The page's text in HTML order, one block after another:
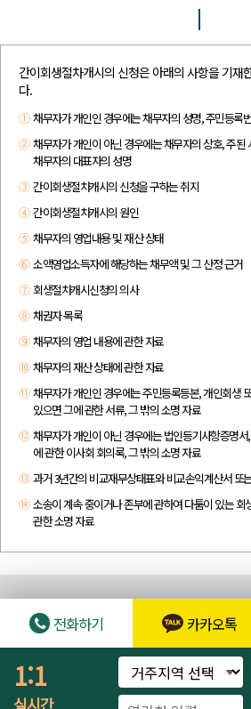
전화하기 카카오톡
1:1
실시간
간이회생절차개시의 신청은 아래의 사항을 기재
다.
① 채무자가 개인인 경우에는 채무자의 성명, 주민등록
② 채무자가 개인이 아닌 경우에는 채무자의 상호, 주된
채무자의 대표자의 성명
③ 간이회생절차개시의 신청을 구하는 취지
④ 간이회생절차개시의 원인
⑤ 채무자의 영업내용 및 재산 상태
⑥ 소액영업소득자에 해당하는 채무액 및 그 산정 근거
⑦ 회생절차개시신청의 의사
⑧ 채권자 목록
⑨ 채무자의 영업 내용에 관한 자료
⑩ 채무자의 재산 상태에 관한 자료
⑪ 채무자가 개인인 경우에는 주민등록등본, 개인회생
있으면 그에 관한 서류, 그 밖의 소명 자료
⑫ 채무자가 개인이 아닌 경우에는 법인등기사항증명
에 관한 이사회 회의록, 그 밖의 소명 자료
⑬ 과거 3년간의 비교재무상태표와 비교손익계산서 또
⑭ 소송이 계속 중이거나 존부에 관하여 다툼이 있는 회
관한 소명 자료
개인정보처리방침
LawAnd lawfirm 법무법인 로앤| 대표변호사